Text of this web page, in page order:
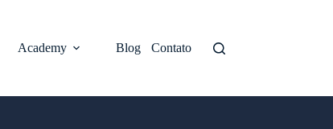
Academy Blog Contato